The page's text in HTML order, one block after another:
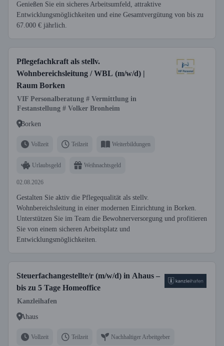
Genießen Sie ein sicheres Arbeitsumfeld, attraktive
Entwicklungsmöglichkeiten und eine Gesamtvergütung von bis zu
67.000 € jährlich.
Pflegefachkraft als stellv.
Wohnbereichsleitung / WBL (m/w/d) |
Raum Borken
VIF Personalberatung # Vermittlung in
Festanstellung # Volker Bronheim
Borken
Vollzeit Teilzeit Weiterbildungen
Urlaubsgeld Weihnachtsgeld
02.08.2026
Gestalten Sie aktiv die Pflegequalität als stellv.
Wohnbereichsleitung in einer modernen Einrichtung in Borken.
Unterstützen Sie im Team die Bewohnerversorgung und profitieren
Sie von einem sicheren Arbeitsplatz und
Entwicklungsmöglichkeiten.
Steuerfachangestellte/r (m/w/d) in Ahaus –
bis zu 5 Tage Homeoffice
Kanzleihafen
Ahaus
Vollzeit Teilzeit Nachhaltiger Arbeitgeber